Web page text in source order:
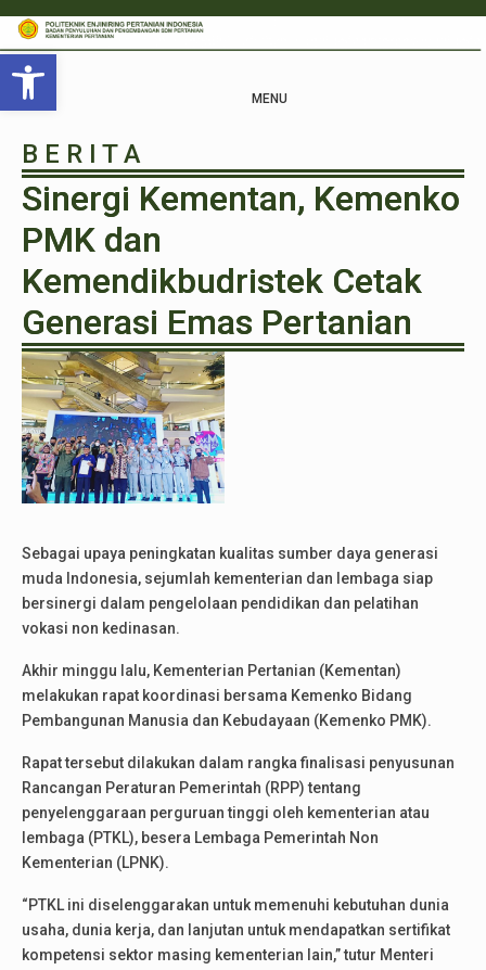
Open toolbar
MENU
B E R I T A
Sinergi Kementan, Kemenko
PMK dan
Kemendikbudristek Cetak
Generasi Emas Pertanian
Sebagai upaya peningkatan kualitas sumber daya generasi
muda Indonesia, sejumlah kementerian dan lembaga siap
bersinergi dalam pengelolaan pendidikan dan pelatihan
vokasi non kedinasan.
Akhir minggu lalu, Kementerian Pertanian (Kementan)
melakukan rapat koordinasi bersama Kemenko Bidang
Pembangunan Manusia dan Kebudayaan (Kemenko PMK).
Rapat tersebut dilakukan dalam rangka finalisasi penyusunan
Rancangan Peraturan Pemerintah (RPP) tentang
penyelenggaraan perguruan tinggi oleh kementerian atau
lembaga (PTKL), besera Lembaga Pemerintah Non
Kementerian (LPNK).
“PTKL ini diselenggarakan untuk memenuhi kebutuhan dunia
usaha, dunia kerja, dan lanjutan untuk mendapatkan sertifikat
kompetensi sektor masing kementerian lain,” tutur Menteri